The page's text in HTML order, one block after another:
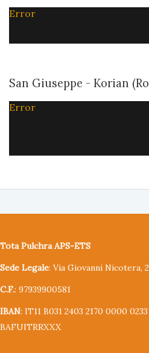
Error
San Giuseppe - Korian
Error
Tota Pulchra APS-ETS
Sede Legale: Via Giovanni Nicotera,
C.F.: 97939900581
IBAN: IT11 B031 2403 2170 0000
BAFUITRRXXX